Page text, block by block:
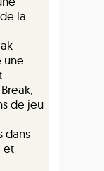
la
une
de jeu
dans
et